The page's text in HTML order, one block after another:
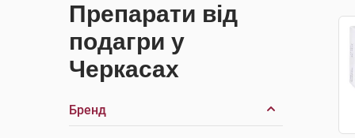
Препарати від
подагри у
Черкасах
Бренд